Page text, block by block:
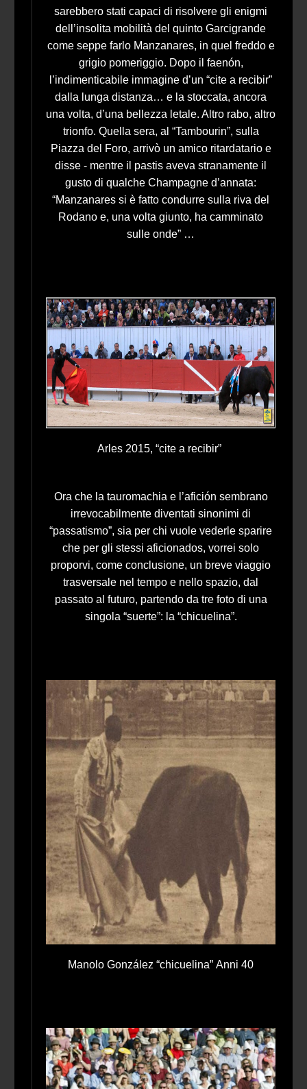
sarebbero stati capaci di risolvere gli enigmi
dell’insolita mobilità del quinto Garcigrande
come seppe farlo Manzanares, in quel freddo e
grigio pomeriggio. Dopo il faenón,
l’indimenticabile immagine d’un “cite a recibir”
dalla lunga distanza… e la stoccata, ancora
una volta, d’una bellezza letale. Altro rabo, altro
trionfo. Quella sera, al “Tambourin”, sulla
Piazza del Foro, arrivò un amico ritardatario e
disse - mentre il pastis aveva stranamente il
gusto di qualche Champagne d’annata:
“Manzanares si è fatto condurre sulla riva del
Rodano e, una volta giunto, ha camminato
sulle onde” …
Arles 2015, “cite a recibir”
Ora che la tauromachia e l’afición sembrano
irrevocabilmente diventati sinonimi di
“passatismo”, sia per chi vuole vederle sparire
che per gli stessi aficionados, vorrei solo
proporvi, come conclusione, un breve viaggio
trasversale nel tempo e nello spazio, dal
passato al futuro, partendo da tre foto di una
singola “suerte”: la “chicuelina”.
Manolo González “chicuelina” Anni 40